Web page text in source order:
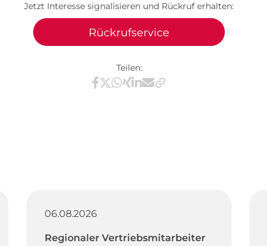
Jetzt Interesse signalisieren und Rückruf erhalten:
Rückrufservice
Teilen:
Teilen via Facebook
Teilen via X / Twitter
Teilen via WhatsApp
Teilen via Xing
Teilen via LinkedIn
Teilen via E-Mail
06.08.2026
Regionaler Vertriebsmitarbeiter